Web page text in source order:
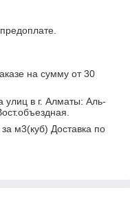
на сумму от 30
улиц в г. Алматы: Аль-
м3(куб) Доставка по